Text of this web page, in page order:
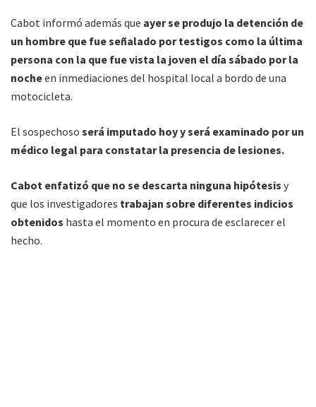
Cabot informó además que ayer se produjo la detención de
un hombre que fue señalado por testigos como la última
persona con la que fue vista la joven el día sábado por la
nocheen inmediaciones del hospital local a bordo de una
motocicleta.
El sospechoso será imputado hoy y será examinado por un
médico legal para constatar la presencia de lesiones.
Cabot enfatizó que no se descarta ninguna hipótesis y
que los investigadores trabajan sobre diferentes indicios
obtenidos hasta el momento en procura de esclarecer el
hecho.